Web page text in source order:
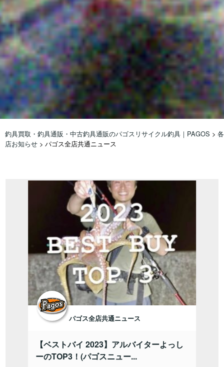
釣具買取・釣具通販・中古釣具通販のパゴスリサイクル釣具｜PAGOS > 各
店お知らせ > パゴス全店共通ニュース
パゴス全店共通ニュース
【ベストバイ 2023】アルバイターよっし
ーのTOP3！(パゴスニュー...